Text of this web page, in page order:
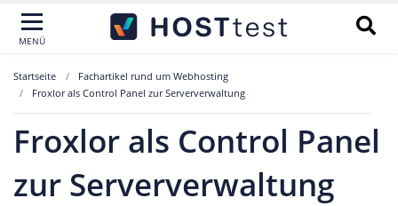
MENÜ
Startseite
Fachartikel rund um Webhosting
Froxlor als Control Panel zur Serververwaltung
Froxlor als Control Panel
zur Serververwaltung